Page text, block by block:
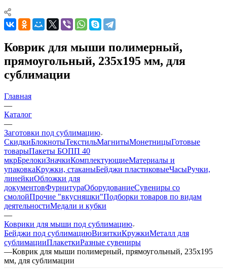
Коврик для мыши полимерный,
прямоугольный, 235х195 мм, для
сублимации
Главная
—
Каталог
—
Заготовки под сублимацию
СкидкиБлокнотыТекстильМагнитыМонетницыГотовые
товарыПакеты БОПП 40
мкрБрелокиЗначкиКомплектующиеМатериалы и
упаковкаКружки, стаканыБейджи пластиковыеЧасыРучки,
линейкиОбложки для
документовФурнитураОборудованиеСувениры со
смолойПрочие "вкусняшки"Подборки товаров по видам
деятельностиМедали и кубки
—
Коврики для мыши под сублимацию
Бейджи под сублимациюВизиткиКружкиМеталл для
сублимацииПлакеткиРазные сувениры
—Коврик для мыши полимерный, прямоугольный, 235х195
мм, для сублимации